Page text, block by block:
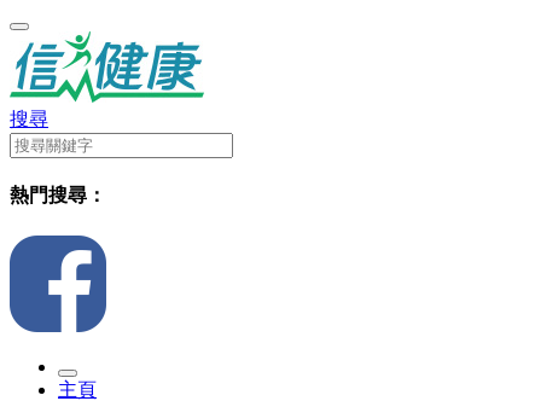
搜尋
熱門搜尋：
主頁